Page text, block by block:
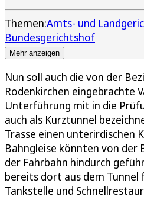
Themen:Amts- und
Bundesgerichtshof
Mehr anzeigen
Nun soll auch die von der
Rodenkirchen eingebrachte
Unterführung mit in die
auch als Kurztunnel
Trasse einen unterirdischen
Bahngleise könnten von der
der Fahrbahn hindurch
bereits dort aus dem Tunnel
Tankstelle und